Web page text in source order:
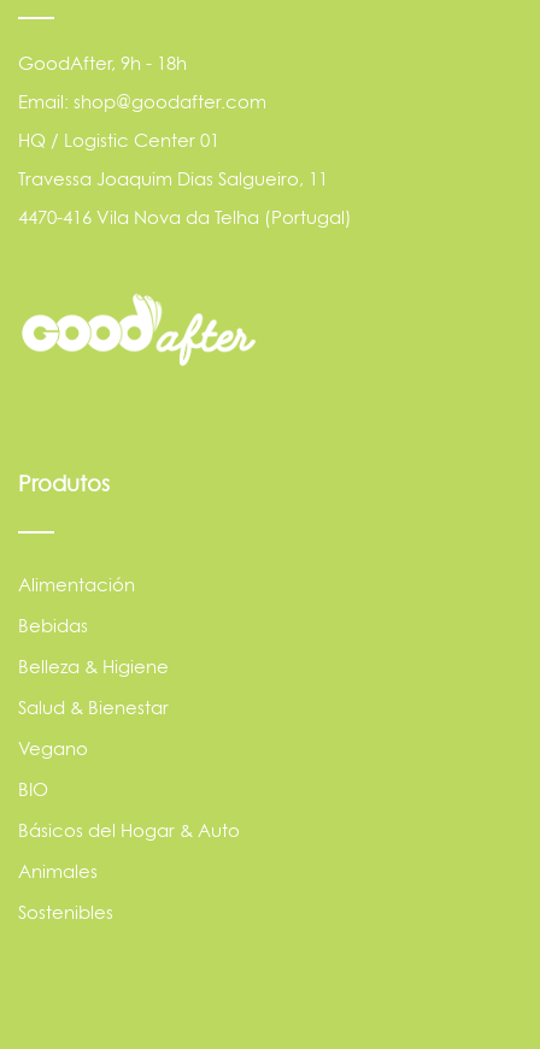
GoodAfter, 9h - 18h
Email: shop@goodafter.com
HQ / Logistic Center 01
Travessa Joaquim Dias Salgueiro, 11
4470-416 Vila Nova da Telha (Portugal)
Produtos
Alimentación
Bebidas
Belleza & Higiene
Salud & Bienestar
Vegano
BIO
Básicos del Hogar & Auto
Animales
Sostenibles